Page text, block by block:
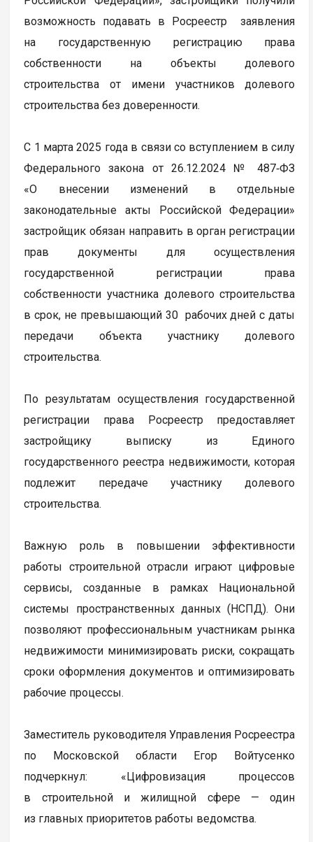
возможность подавать в Росреестр заявления
на государственную регистрацию права
собственности на объекты долевого
строительства от имени участников долевого
строительства без доверенности.
С 1 марта 2025 года в связи со вступлением в силу
Федерального закона от 26.12.2024 № 487‑ФЗ
«О внесении изменений в отдельные
законодательные акты Российской Федерации»
застройщик обязан направить в орган регистрации
прав документы для осуществления
государственной регистрации права
собственности участника долевого строительства
в срок, не превышающий 30 рабочих дней с даты
передачи объекта участнику долевого
строительства.
По результатам осуществления государственной
регистрации права Росреестр предоставляет
застройщику выписку из Единого
государственного реестра недвижимости, которая
подлежит передаче участнику долевого
строительства.
Важную роль в повышении эффективности
работы строительной отрасли играют цифровые
сервисы, созданные в рамках Национальной
системы пространственных данных (НСПД). Они
позволяют профессиональным участникам рынка
недвижимости минимизировать риски, сокращать
сроки оформления документов и оптимизировать
рабочие процессы.
Заместитель руководителя Управления Росреестра
по Московской области Егор Войтусенко
подчеркнул: «Цифровизация процессов
в строительной и жилищной сфере — один
из главных приоритетов работы ведомства.